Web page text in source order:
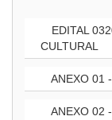
EDITAL
CULTURAL
ANEXO 01
ANEXO 02